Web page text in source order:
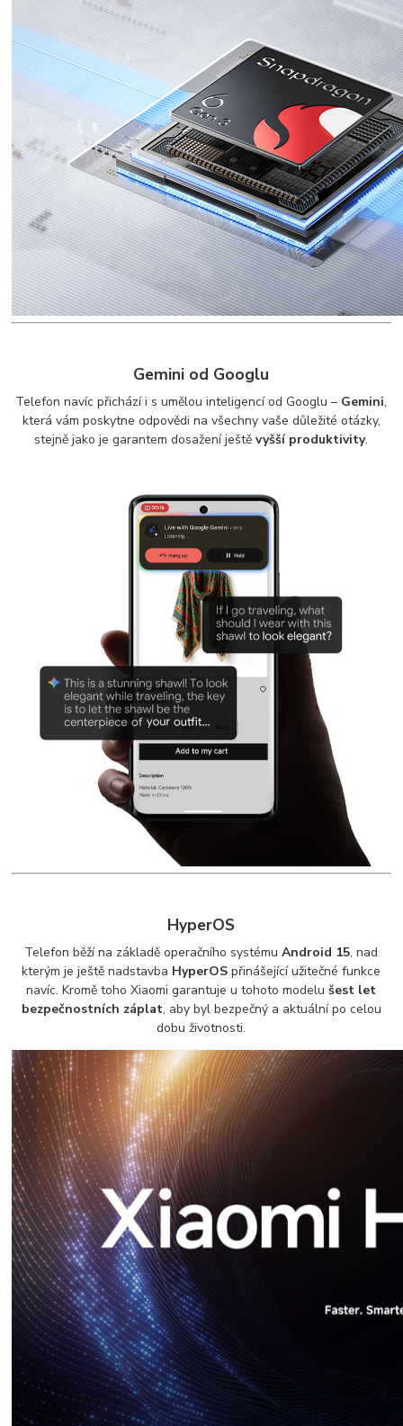
Gemini od Googlu
Telefon navíc přichází i s umělou inteligencí od Googlu – Gemini,
která vám poskytne odpovědi na všechny vaše důležité otázky,
stejně jako je garantem dosažení ještěvyšší produktivity.
HyperOS
Telefon běží na základě operačního systémuAndroid 15, nad
kterým je ještě nadstavba HyperOS přinášející užitečné funkce
navíc. Kromě toho Xiaomi garantuje u tohoto modelušest let
bezpečnostních záplat, aby byl bezpečný a aktuální po celou
dobu životnosti.